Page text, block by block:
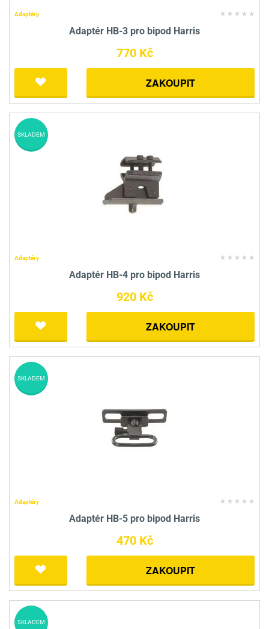
Adaptéry
Adaptér HB-3 pro bipod Harris
770 Kč
ZAKOUPIT
Adaptéry
Adaptér HB-4 pro bipod Harris
920 Kč
ZAKOUPIT
SKLADEM
Adaptéry
Adaptér HB-5 pro bipod Harris
470 Kč
ZAKOUPIT
SKLADEM
SKLADEM